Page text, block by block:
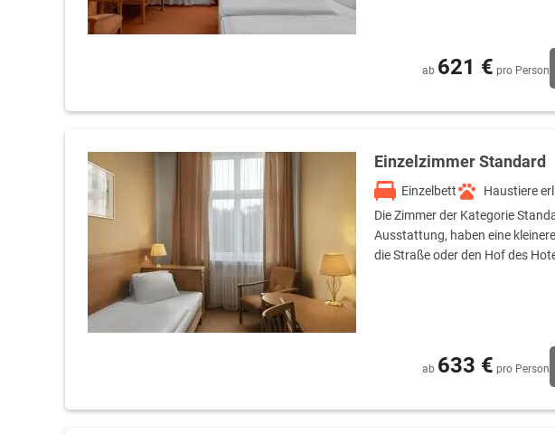
ab 621 € pro Person
Einzelzimmer Standard
Einzelbett Haustiere
Die Zimmer der Kategorie
Ausstattung, haben eine
die Straße oder den Hof des
ab 633 € pro Person